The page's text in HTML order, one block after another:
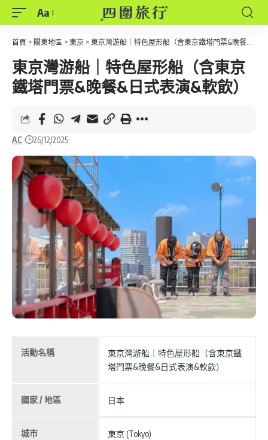
Font
Resizer
Aa
首頁 > 關東地區 > 東京 > 東京灣游船｜特色屋形船（含東京鐵塔門票&晚餐&日式表演&軟飲）
東京灣游船｜特色屋形船（含東京
鐵塔門票&晚餐&日式表演&軟飲）
AC 26/12/2025
活動名稱
東京灣游船｜特色屋形船（含東京鐵
塔門票&晚餐&日式表演&軟飲）
國家 / 地區 日本
城市 東京 (Tokyo)